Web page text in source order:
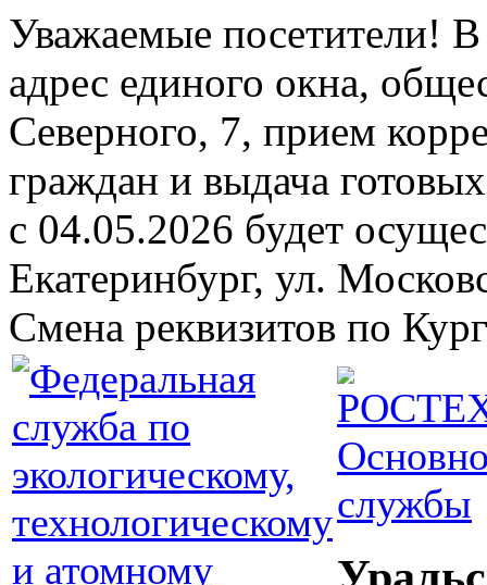
Уважаемые посетители!
адрес единого окна,
Северного, 7, прием
граждан и выдача готовых
с 04.05.2026 будет
Екатеринбург, ул.
Смена реквизитов по
службы